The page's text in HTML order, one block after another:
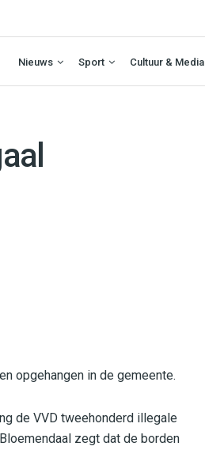
Nieuws Sport Cultuur & Media
opgehangen in de gemeente.
de VVD tweehonderd illegale
zegt dat de borden